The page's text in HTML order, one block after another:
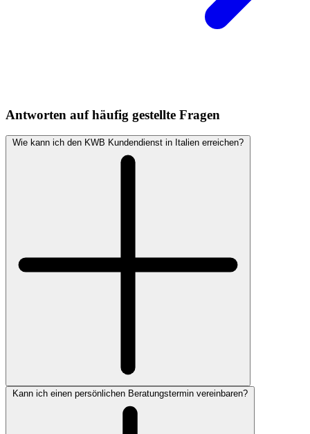
Antworten auf häufig gestellte Fragen
Wie kann ich den KWB Kundendienst in Italien erreichen?
Kann ich einen persönlichen Beratungstermin vereinbaren?